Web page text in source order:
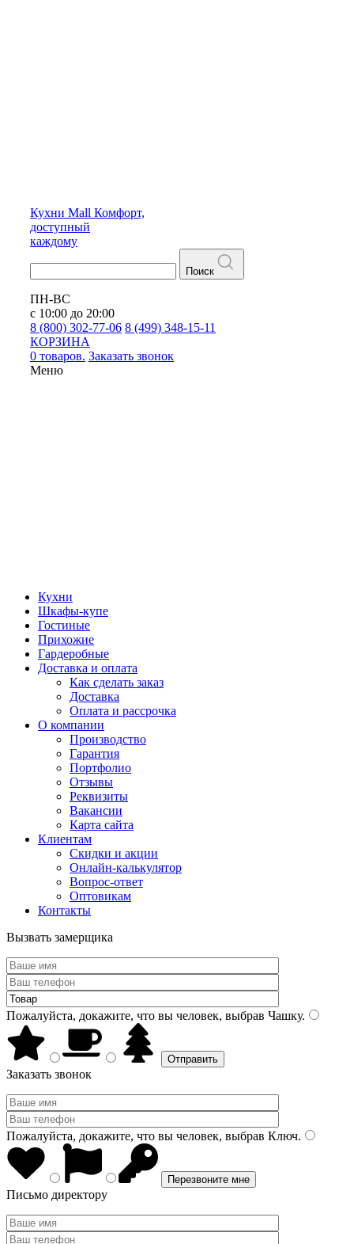
Кухни Mall Комфорт,
доступный
каждому
Поиск
ПН-ВС
с 10:00 до 20:00
8 (800) 302-77-06 8 (499) 348-15-11
КОРЗИНА
0 товаров. Заказать звонок
Меню
Кухни
Шкафы-купе
Гостиные
Прихожие
Гардеробные
Доставка и оплата
Как сделать заказ
Доставка
Оплата и рассрочка
О компании
Производство
Гарантия
Портфолио
Отзывы
Реквизиты
Вакансии
Карта сайта
Клиентам
Скидки и акции
Онлайн-калькулятор
Вопрос-ответ
Оптовикам
Контакты
Вызвать замерщика
Пожалуйста, докажите, что вы человек, выбрав Чашку.
Заказать звонок
Пожалуйста, докажите, что вы человек, выбрав Ключ.
Письмо директору